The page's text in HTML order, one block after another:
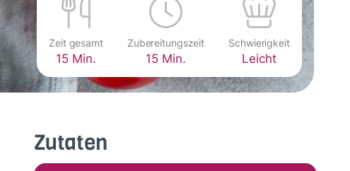
Zeit gesamt
15 Min.
Zubereitungszeit
15 Min.
Schwierigkeit
Leicht
Zutaten